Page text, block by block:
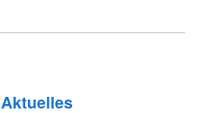
Aktuelles